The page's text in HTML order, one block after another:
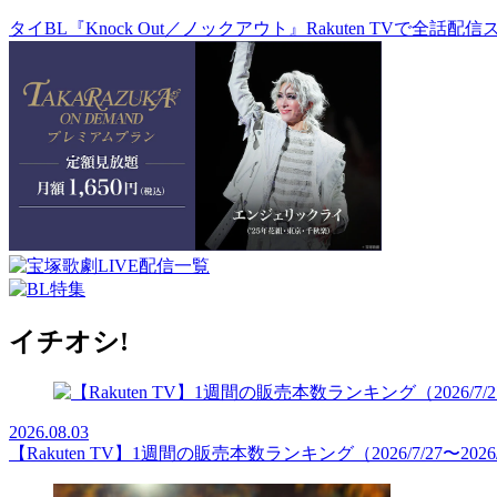
タイBL『Knock Out／ノックアウト』Rakuten TVで全話配信
イチオシ!
2026.08.03
【Rakuten TV】1週間の販売本数ランキング（2026/7/27〜2026/